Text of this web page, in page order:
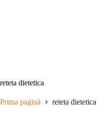
reteta dietetica
Prima pagină reteta dietetica